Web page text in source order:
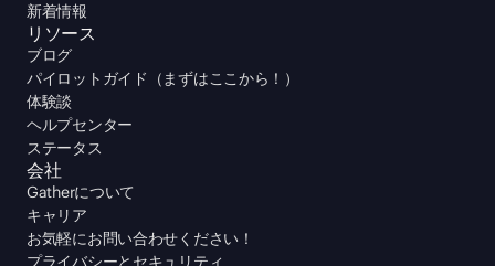
新着情報
リソース
ブログ
パイロットガイド（まずはここから！）
体験談
ヘルプセンター
ステータス
会社
Gatherについて
キャリア
お気軽にお問い合わせください！
プライバシーとセキュリティ